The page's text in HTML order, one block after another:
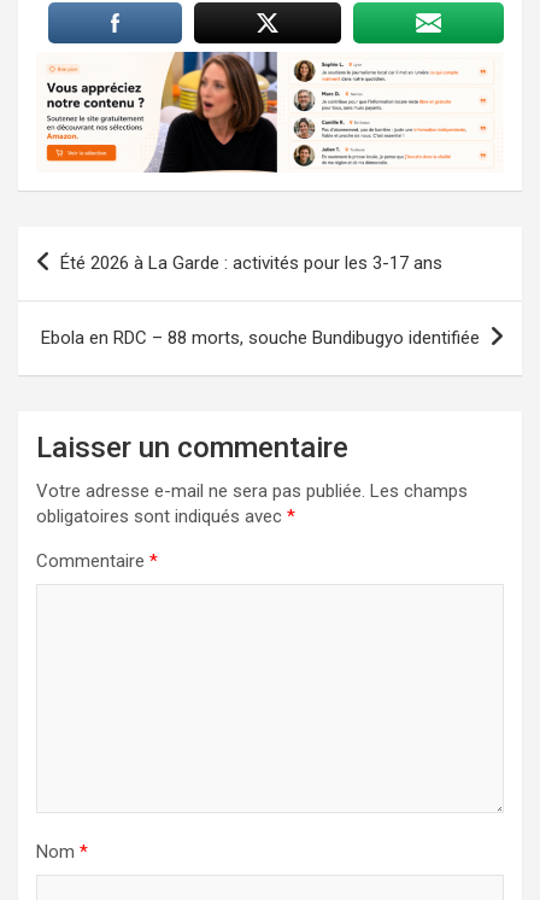
Navigation
Été 2026 à La Garde : activités pour les 3-17 ans
Ebola en RDC – 88 morts, souche Bundibugyo identifiée
Laisser un commentaire
Votre adresse e-mail ne sera pas publiée. Les champs
obligatoires sont indiqués avec *
Commentaire *
Nom *